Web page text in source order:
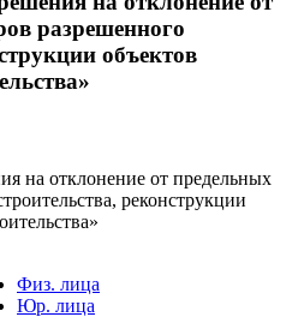
разрешенного
объектов
на отклонение от предельных
реконструкции
Физ. лица
Юр. лица